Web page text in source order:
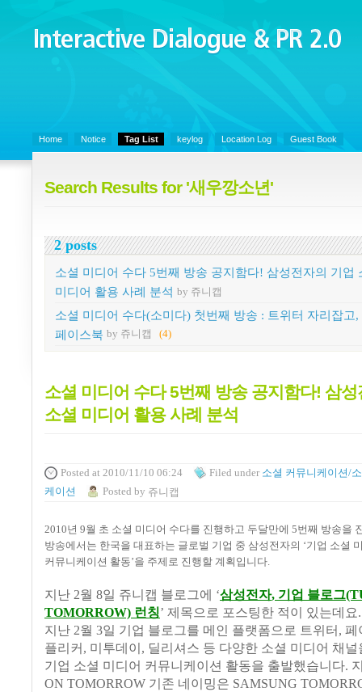
Interactive Dialogue &
PR 2.0
Home Notice Tag List keylog Location Log Guest Book
Search Results for '새우깡소년'
2 posts
소셜 미디어 수다 5번째 방송 공지함다! 삼성전자의 기업
미디어 활용 사례 분석 by 쥬니캡
소셜 미디어 수다(소미다) 첫번째 방송 : 트위터 자리잡고,
페이스북 by 쥬니캡 (4)
소셜 미디어 수다 5번째 방송 공지함다! 삼
소셜 미디어 활용 사례 분석
Posted at 2010/11/10 06:24 Filed under 소셜 커뮤니케이션/
케이션
Posted by 쥬니캡
2010년 9월 초 소셜 미디어 수다를 진행하고 두달만에 5번째 방송을
방송에서는 한국을 대표하는 글로벌 기업 중 삼성전자의 ‘기업 소셜
커뮤니케이션 활동’을 주제로 진행할 계획입니다
지난 2월 8일 쥬니캡 블로그에 ‘삼성전자, 기업 블로그
TOMORROW) 런칭’ 제목으로 포스팅한 적이 있는데요
지난 2월 3일 기업 블로그를 메인 플랫폼으로 트위터 , 페
플리커 , 미투데이 , 딜리셔스 등 다양한 소셜 미디어 채
기업 소셜 미디어 커뮤니케이션 활동을 출발했습니다.
ON TOMORROW 기존 네이밍은 SAMSUNG